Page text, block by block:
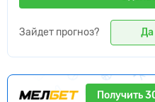
Зайдет прогноз? Да
Получить